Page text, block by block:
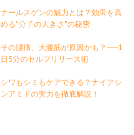
ナールスゲンの魅力とは？効果を高
める“分子の大きさ”の秘密
その腰痛、大腰筋が原因かも？──1
日5分のセルフリリース術
シワもシミもケアできる？ナイアシ
ンアミドの実力を徹底解説！